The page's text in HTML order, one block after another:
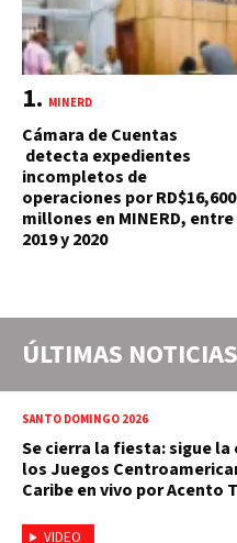
MINERD
Cámara de Cuentas
detecta expedientes
incompletos de
operaciones por RD$16,600
millones en MINERD, entre
2019 y 2020
ÚLTIMAS NOTICIAS
VIDEO
SANTO DOMINGO 2026
Se cierra la fiesta: sigue la
los Juegos
Caribe en vivo por Acento